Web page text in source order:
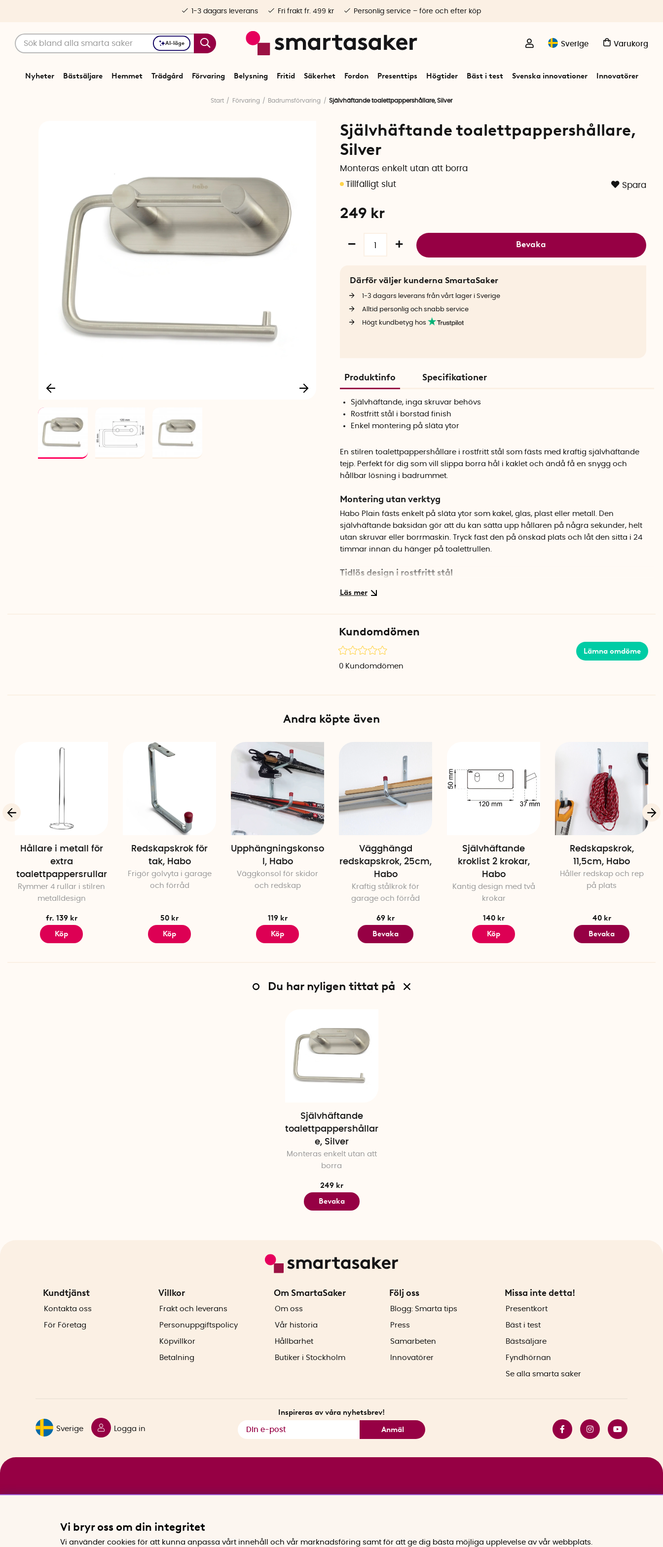
AI-läge Sverige Varukorg
Nyheter Bästsäljare Hemmet Trädgård Förvaring Belysning Fritid Säkerhet Fordon Presenttips Högtider Bäst i test Svenska innovationer Innovatörer
1-3 dagars leverans Fri frakt fr. 499 kr Personlig service – före och efter köp
Start Förvaring Badrumsförvaring Självhäftande toalettpappershållare, Silver
Självhäftande toalettpappershållare,
Silver
Monteras enkelt utan att borra
Spara
249 kr
Bevaka
Därför väljer kunderna SmartaSaker
1-3 dagars leverans från vårt lager i Sverige
Alltid personlig och snabb service
Högt kundbetyg hos
Produktinfo Specifikationer
Självhäftande, inga skruvar behövs
Rostfritt stål i borstad finish
Enkel montering på släta ytor
En stilren toalettpappershållare i rostfritt stål som fästs med kraftig självhäftande
tejp. Perfekt för dig som vill slippa borra hål i kaklet och ändå få en snygg och
hållbar lösning i badrummet.
Montering utan verktyg
Habo Plain fästs enkelt på släta ytor som kakel, glas, plast eller metall. Den
självhäftande baksidan gör att du kan sätta upp hållaren på några sekunder, helt
utan skruvar eller borrmaskin. Tryck fast den på önskad plats och låt den sitta i 24
timmar innan du hänger på toalettrullen.
Tidlös design i rostfritt stål
Specifikationer
Mått: 12 x 11 x 4,3 cm
Material: Rostfritt stål
Färg: Silver (borstad)
Kundomdömen
Lämna omdöme
0 Kundomdömen
Andra köpte även
Hållare i metall för
extra
toalettpappersrullar
Rymmer 4 rullar i stilren
metalldesign
fr. 139 kr
Köp
Redskapskrok för
tak, Habo
Frigör golvyta i garage
och förråd
50 kr
Köp
Upphängningskonso
l, Habo
Väggkonsol för skidor
och redskap
119 kr
Köp
Vägghängd
redskapskrok, 25cm,
Habo
Kraftig stålkrok för
garage och förråd
69 kr
Bevaka
Självhäftande
kroklist 2 krokar,
Habo
Kantig design med två
krokar
140 kr
Köp
Redskapskrok,
11,5cm, Habo
Håller redskap och rep
på plats
40 kr
Bevaka
Du har nyligen tittat på
Självhäftande
toalettpappershållar
e, Silver
Monteras enkelt utan att
borra
249 kr
Bevaka
Kundtjänst
Kontakta oss
För Företag
Villkor
Frakt och leverans
Personuppgiftspolicy
Köpvillkor
Betalning
Om SmartaSaker
Om oss
Vår historia
Hållbarhet
Butiker i Stockholm
Följ oss
Blogg: Smarta tips
Press
Samarbeten
Innovatörer
Missa inte detta!
Presentkort
Bäst i test
Bästsäljare
Fyndhörnan
Se alla smarta saker
Sverige Logga in
Inspireras av våra nyhetsbrev!
Anmäl
Vi bryr oss om din integritet
Vi använder cookies för att kunna anpassa vårt innehåll och vår marknadsföring samt för att ge dig bästa möjliga upplevelse av vår webbplats.